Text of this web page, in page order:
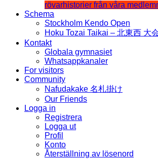
rövarhistorier från våra
Schema
Stockholm Kendo Open
Hoku Tozai Taikai – 北東西 大
Kontakt
Globala gymnasiet
Whatsappkanaler
For visitors
Community
Nafudakake 名札掛け
Our Friends
Logga in
Registrera
Logga ut
Profil
Konto
Återställning av lösenord